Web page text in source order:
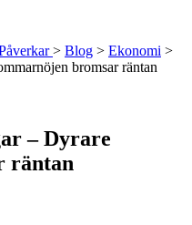
> Blog > Ekonomi >
bromsar räntan
– Dyrare
räntan